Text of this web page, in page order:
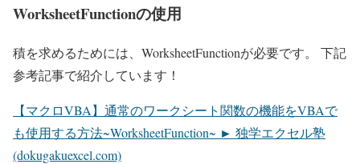
WorksheetFunctionの使用
積を求めるためには、WorksheetFunctionが必要です。 下記
参考記事で紹介しています！
【マクロVBA】通常のワークシート関数の機能をVBAで
も使用する方法~WorksheetFunction~ ► 独学エクセル塾
(dokugakuexcel.com)